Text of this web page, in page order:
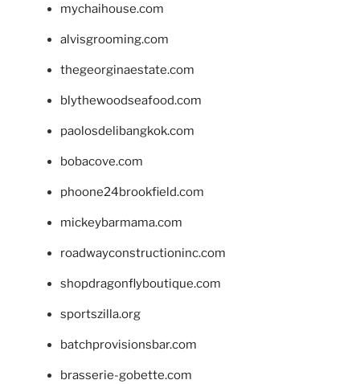
mychaihouse.com
alvisgrooming.com
thegeorginaestate.com
blythewoodseafood.com
paolosdelibangkok.com
bobacove.com
phoone24brookfield.com
mickeybarmama.com
roadwayconstructioninc.com
shopdragonflyboutique.com
sportszilla.org
batchprovisionsbar.com
brasserie-gobette.com